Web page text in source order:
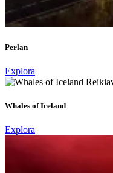
Perlan
Explora
Whales of Iceland
Explora